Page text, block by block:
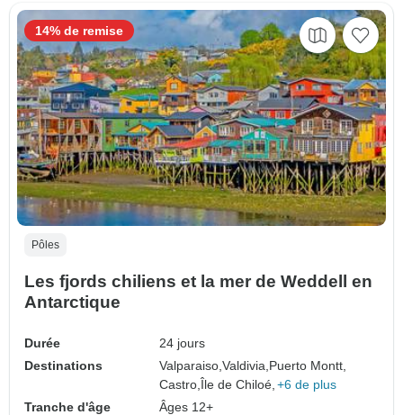
Pôles
Les fjords chiliens et la mer de Weddell en
Antarctique
Durée
24 jours
Destinations
Valparaiso,Valdivia, Puerto Montt,
Castro, Île de Chiloé, +6 de plus
Tranche d'âge
Âges 12+
14% de remise